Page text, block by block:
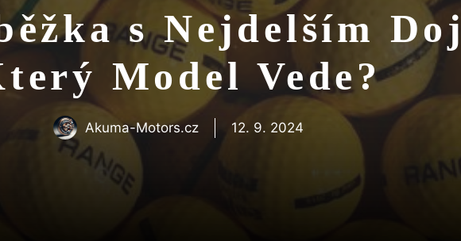
s Nejdelším
Model Vede?
Akuma-Motors.cz 12. 9. 2024